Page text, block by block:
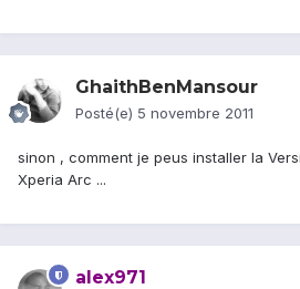
GhaithBenMansour
Posté(e) 5 novembre 2011
sinon , comment je peus installer la
Xperia Arc ...
alex971